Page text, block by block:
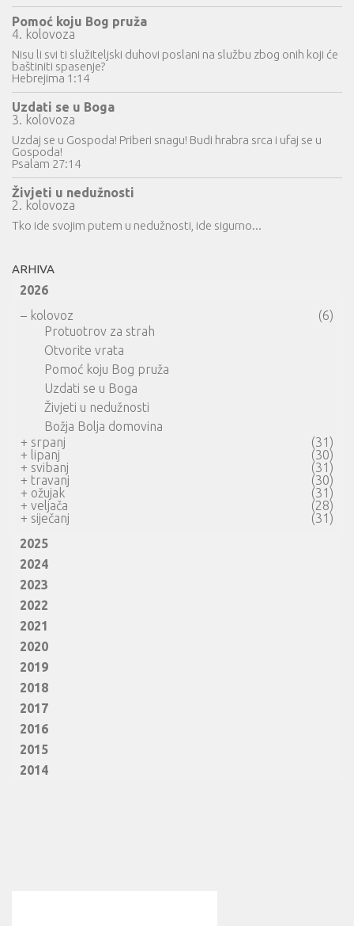
Pomoć koju Bog pruža
4. kolovoza
Nisu li svi ti služiteljski duhovi poslani na službu zbog onih koji će
baštiniti spasenje?
Hebrejima 1:14
Uzdati se u Boga
3. kolovoza
Uzdaj se u Gospoda! Priberi snagu! Budi hrabra srca i ufaj se u
Gospoda!
Psalam 27:14
Živjeti u nedužnosti
2. kolovoza
Tko ide svojim putem u nedužnosti, ide sigurno...
ARHIVA
2026
– kolovoz
(6)
Protuotrov za strah
Otvorite vrata
Pomoć koju Bog pruža
Uzdati se u Boga
Živjeti u nedužnosti
Božja Bolja domovina
+ srpanj
(31)
+ lipanj
(30)
+ svibanj
(31)
+ travanj
(30)
+ ožujak
(31)
+ veljača
(28)
+ siječanj
(31)
2025
2024
2023
2022
2021
2020
2019
2018
2017
2016
2015
2014